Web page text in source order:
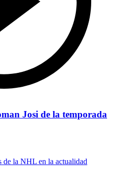
Josi de la temporada